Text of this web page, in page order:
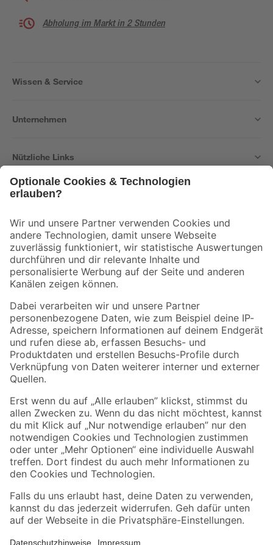
Abholung im Markt in 2 Stunden
Wissen & Service
Unternehmen
Nützliche Links
Der toom Newsletter: Keine Angebote und Aktionen mehr verpassen!
Zur Newsletter Anmeldung
Folge uns
Zahlungsarten Versandarten
Sicher einkaufen
Jetzt die toom-App herunterladen
Alle Preisangaben in EUR inkl. gesetzl. MwSt.. Die dargestellten Angebote sind unter
Umständen nicht in allen Märkten verfügbar. Die angegebenen Verfügbarkeiten beziehen
Produkte nur solange der Vorrat reicht.